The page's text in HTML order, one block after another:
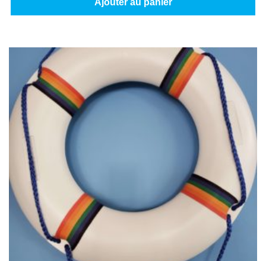
Ajouter au panier